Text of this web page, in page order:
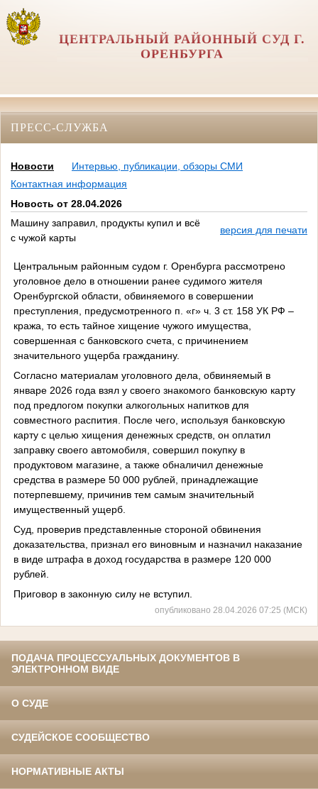
ЦЕНТРАЛЬНЫЙ РАЙОННЫЙ СУД Г.
ОРЕНБУРГА
ПРЕСС-СЛУЖБА
Новости
Интервью, публикации, обзоры СМИ
Контактная информация
Новость от 28.04.2026
Машину заправил, продукты купил и всё
с чужой карты
версия для печати
Центральным районным судом г. Оренбурга рассмотрено
уголовное дело в отношении ранее судимого жителя
Оренбургской области, обвиняемого в совершении
преступления, предусмотренного п. «г» ч. 3 ст. 158 УК РФ –
кража, то есть тайное хищение чужого имущества,
совершенная с банковского счета, с причинением
значительного ущерба гражданину.
Согласно материалам уголовного дела, обвиняемый в
январе 2026 года взял у своего знакомого банковскую карту
под предлогом покупки алкогольных напитков для
совместного распития. После чего, используя банковскую
карту с целью хищения денежных средств, он оплатил
заправку своего автомобиля, совершил покупку в
продуктовом магазине, а также обналичил денежные
средства в размере 50 000 рублей, принадлежащие
потерпевшему, причинив тем самым значительный
имущественный ущерб.
Суд, проверив представленные стороной обвинения
доказательства, признал его виновным и назначил наказание
в виде штрафа в доход государства в размере 120 000
рублей.
Приговор в законную силу не вступил.
опубликовано 28.04.2026 07:25 (МСК)
ПОДАЧА ПРОЦЕССУАЛЬНЫХ ДОКУМЕНТОВ В
ЭЛЕКТРОННОМ ВИДЕ
О СУДЕ
СУДЕЙСКОЕ СООБЩЕСТВО
НОРМАТИВНЫЕ АКТЫ